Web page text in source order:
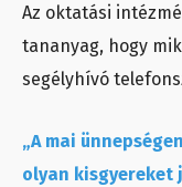
Az oktatási
tananyag, hogy
segélyhívó
„A mai
olyan kisgyereket